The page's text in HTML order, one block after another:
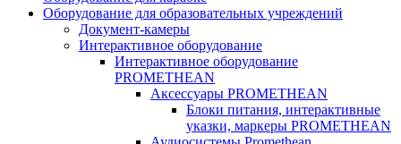
Оборудование для образовательных учреждений
Документ-камеры
Интерактивное оборудование
Интерактивное оборудование
PROMETHEAN
Аксессуары PROMETHEAN
Блоки питания, интерактивные
указки, маркеры PROMETHEAN